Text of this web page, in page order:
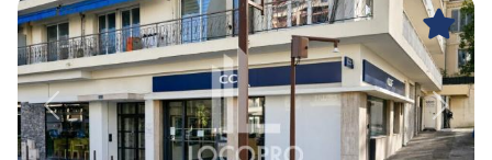
Previous Next